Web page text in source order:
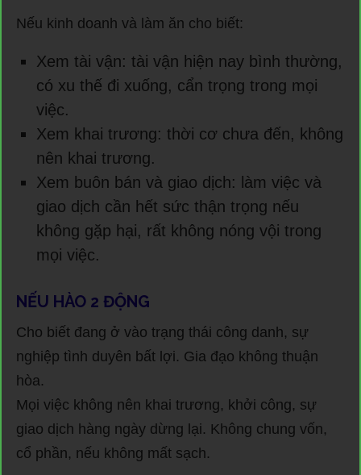
Nếu kinh doanh và làm ăn cho biết:
Xem tài vận: tài vận hiện nay bình thường,
có xu thế đi xuống, cẩn trọng trong mọi
việc.
Xem khai trương: thời cơ chưa đến, không
nên khai trương.
Xem buôn bán và giao dịch: làm việc và
giao dịch cần hết sức thận trọng nếu
không gặp hại, rất không nóng vội trong
mọi việc.
NẾU HÀO 2 ĐỘNG
Cho biết đang ở vào trạng thái công danh, sự
nghiệp tình duyên bất lợi. Gia đạo không thuận
hòa.
Mọi việc không nên khai trương, khởi công, sự
giao dịch hàng ngày dừng lại. Không chung vốn,
cổ phần, nếu không mất sạch.